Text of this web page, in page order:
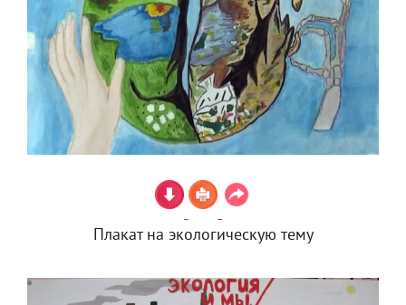
Плакат на экологическую тему